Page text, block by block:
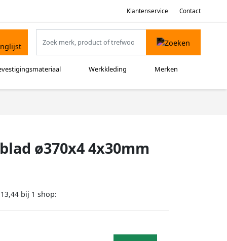
Klantenservice Contact
Werkkleding Merken
ø370x4 4x30mm
bij 1 shop: